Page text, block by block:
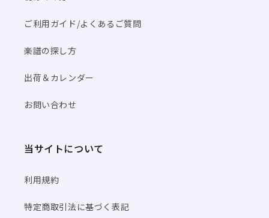
ご利用ガイド/よくあるご質問
楽譜の探し方
出荷＆カレンダー
お問い合わせ
当サイトについて
利用規約
特定商取引法に基づく表記